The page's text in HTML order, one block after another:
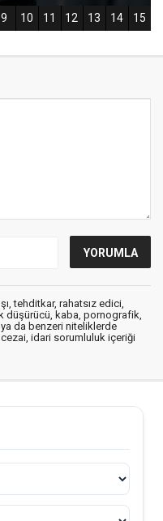
tehditkar, rahatsız edici,
düşürücü, kaba, pornografik,
ya da benzeri niteliklerde
idari sorumluluk içeriği